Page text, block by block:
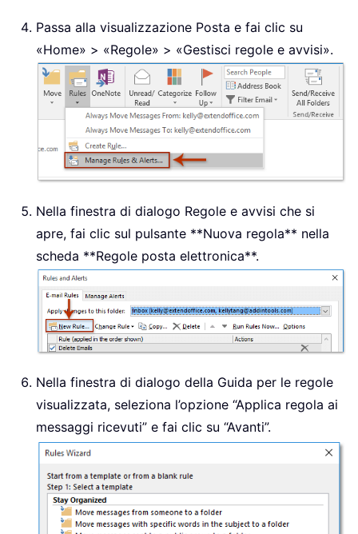
Passa alla visualizzazione Posta e fai clic su
«Home» > «Regole» > «Gestisci regole e avvisi».
Nella finestra di dialogo Regole e avvisi che si
apre, fai clic sul pulsante **Nuova regola** nella
scheda **Regole posta elettronica**.
Nella finestra di dialogo della Guida per le regole
visualizzata, seleziona l’opzione “Applica regola ai
messaggi ricevuti” e fai clic su “Avanti”.